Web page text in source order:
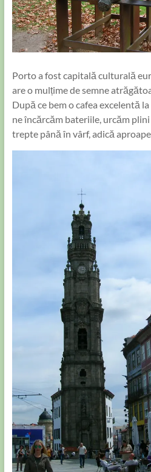
Porto a fost capitală culturală
are o mulțime de semne
După ce bem o cafea excelentă
ne încărcăm bateriile, urcăm
trepte până în vârf, adică